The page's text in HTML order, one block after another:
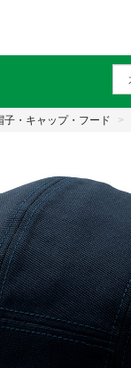
子・キャップ・フード